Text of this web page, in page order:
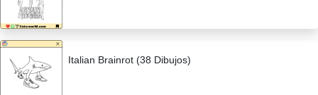
Italian Brainrot (38 Dibujos)